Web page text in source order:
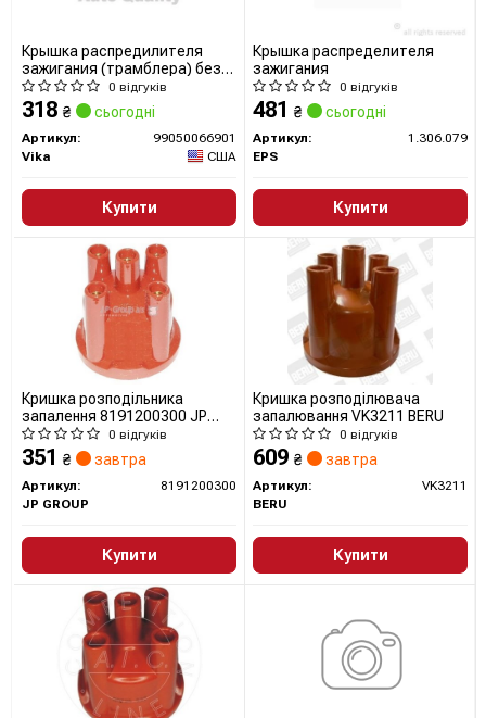
Крышка распредилителя
зажигания (трамблера) без
щетки VW Golf (74-92),Jetta
(78-92),Passat (73-88)
(99050066901) vika
0 відгуків
318 ₴ сьогодні
Артикул:
99050066901
Vika
США
Купити
Крышка распределителя
зажигания
0 відгуків
481 ₴ сьогодні
Артикул:
1.306.079
EPS
Купити
Кришка розподільника
запалення 8191200300 JP
GROUP (QUINTON HAZELL)
0 відгуків
351 ₴ завтра
Артикул:
8191200300
JP GROUP
Купити
Кришка розподілювача
запалювання VK3211 BERU
0 відгуків
609 ₴ завтра
Артикул:
VK3211
BERU
Купити